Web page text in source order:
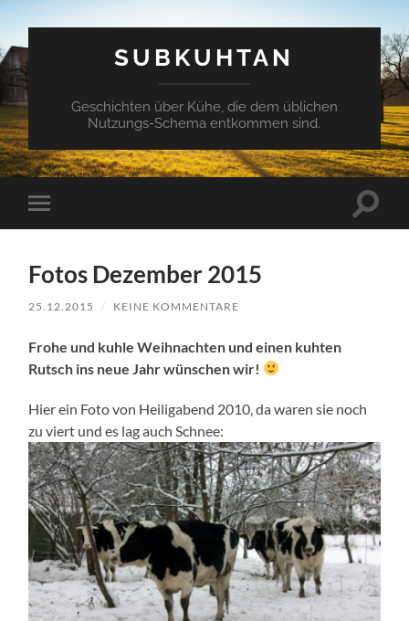
SUBKUHTAN
Geschichten über Kühe, die dem üblichen
Nutzungs-Schema entkommen sind.
Mobile-
Menü
Fotos Dezember 2015
25.12.2015 / KEINE KOMMENTARE
Frohe und kuhle Weihnachten und einen kuhten
Rutsch ins neue Jahr wünschen wir!
Hier ein Foto von Heiligabend 2010, da waren sie noch
zu viert und es lag auch Schnee: